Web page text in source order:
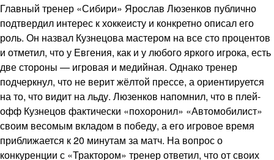
Главный тренер «Сибири» Ярослав Люзенков публично
подтвердил интерес к хоккеисту и конкретно описал его
роль. Он назвал Кузнецова мастером на все сто процентов
и отметил, что у Евгения, как и у любого яркого игрока, есть
две стороны — игровая и медийная. Однако тренер
подчеркнул, что не верит жёлтой прессе, а ориентируется
на то, что видит на льду. Люзенков напомнил, что в плей-
офф Кузнецов фактически «похоронил» «Автомобилист»
своим весомым вкладом в победу, а его игровое время
приближается к 20 минутам за матч. На вопрос о
конкуренции с «Трактором» тренер ответил, что от своих